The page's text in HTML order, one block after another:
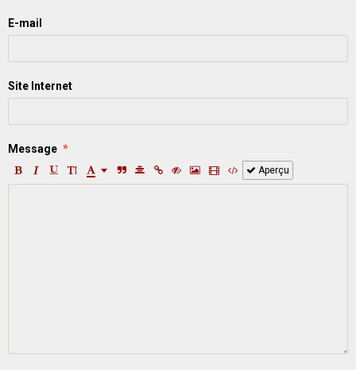
E-mail
Site Internet
Message
Aperçu